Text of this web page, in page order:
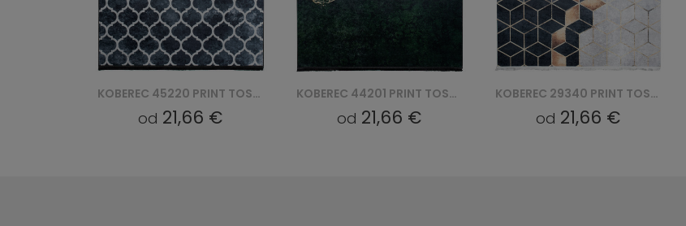
KOBEREC 44201 PRINT TOSCANA
od 21,66 €
KOBEREC 29340 PRINT TOSCANA
od 21,66 € od21,66 €